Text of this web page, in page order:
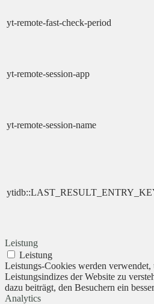
yt-remote-fast-check-period
yt-remote-session-app
yt-remote-session-name
Leistung
Leistung
Leistungs-Cookies werden
Leistungsindizes der Website zu
dazu beiträgt, den Besuchern ein
Analytics